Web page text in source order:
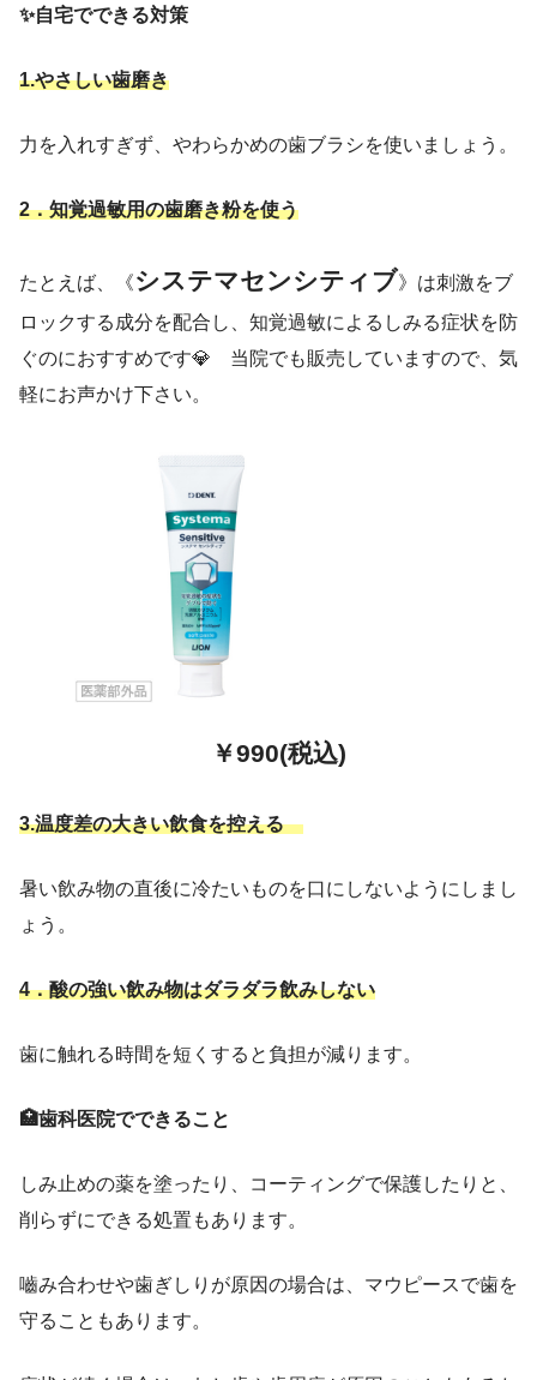
✨自宅でできる対策
1.やさしい歯磨き
力を入れすぎず、やわらかめの歯ブラシを使いましょう。
2．知覚過敏用の歯磨き粉を使う
たとえば、《システマセンシティブ》は刺激をブ
ロックする成分を配合し、知覚過敏によるしみる症状を防
ぐのにおすすめです💎 当院でも販売していますので、気
軽にお声かけ下さい。
￥990(税込)
3.温度差の大きい飲食を控える
暑い飲み物の直後に冷たいものを口にしないようにしまし
ょう。
4．酸の強い飲み物はダラダラ飲みしない
歯に触れる時間を短くすると負担が減ります。
🏥歯科医院でできること
しみ止めの薬を塗ったり、コーティングで保護したりと、
削らずにできる処置もあります。
嚙み合わせや歯ぎしりが原因の場合は、マウピースで歯を
守ることもあります。